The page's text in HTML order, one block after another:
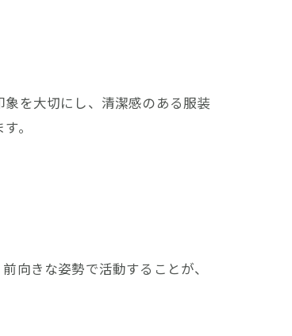
を大切にし、清潔感のある服装
。
向きな姿勢で活動することが、